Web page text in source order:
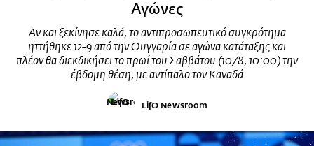
Αγώνες
Αν και ξεκίνησε καλά, το αντιπροσωπευτικό συγκρότημα
ηττήθηκε 12-9 από την Ουγγαρία σε αγώνα κατάταξης και
πλέον θα διεκδικήσει το πρωί του Σαββάτου (10/8, 10:00) την
έβδομη θέση, με αντίπαλο τον Καναδά
LifO Newsroom